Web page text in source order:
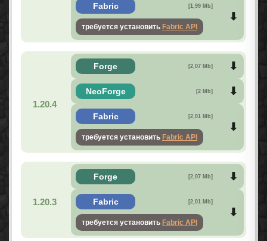
Fabric [1,99 Mb]
требуется установить Fabric API
1.20.4
Forge [2,07 Mb]
NeoForge [2 Mb]
Fabric [2,01 Mb]
требуется установить Fabric API
1.20.3
Forge [2,07 Mb]
Fabric [2,01 Mb]
требуется установить Fabric API